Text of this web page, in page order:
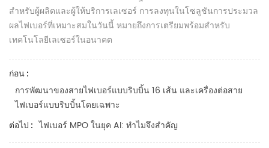
สำหรับผู้ผลิตและผู้ให้บริการเลเซอร์ การลงทุนในโซลูชันการประมวล
ผลไฟเบอร์ที่เหมาะสมในวันนี้ หมายถึงการเตรียมพร้อมสำหรับ
เทคโนโลยีเลเซอร์ในอนาคต
ก่อน :
การพัฒนาของสายไฟเบอร์แบบริบบิ้น 16 เส้น และเครื่องต่อสาย
ไฟเบอร์แบบริบบิ้นโดยเฉพาะ
ต่อไป : ไฟเบอร์ MPO ในยุค AI: ทำไมจึงสำคัญ